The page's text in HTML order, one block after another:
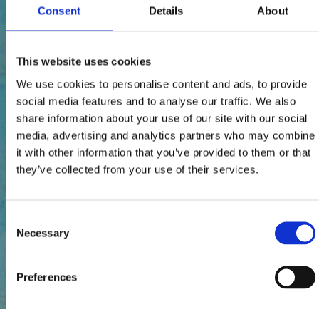
Consent Details About
This website uses cookies
We use cookies to personalise content and ads, to provide
social media features and to analyse our traffic. We also
share information about your use of our site with our social
media, advertising and analytics partners who may combine
it with other information that you’ve provided to them or that
they’ve collected from your use of their services.
Selection
Necessary
Preferences